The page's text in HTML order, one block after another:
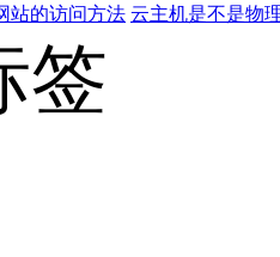
站的访问方法 云主机是不是物
签